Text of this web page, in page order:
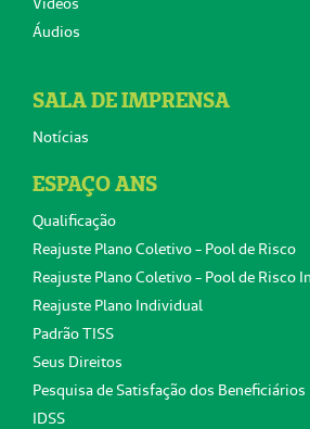
Áudios
SALA DE IMPRENSA
Notícias
ESPAÇO ANS
Qualificação
Reajuste Plano Coletivo - Pool de Risco
Reajuste Plano Coletivo - Pool de Risco
Reajuste Plano Individual
Padrão TISS
Seus Direitos
Pesquisa de Satisfação dos Beneficiários
IDSS